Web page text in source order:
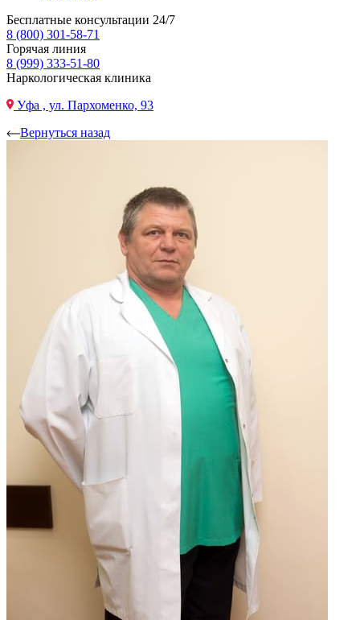
Бесплатные консультации 24/7
8 (800) 301-58-71
Горячая линия
8 (999) 333-51-80
Наркологическая клиника
Уфа , ул. Пархоменко, 93
Вернуться назад